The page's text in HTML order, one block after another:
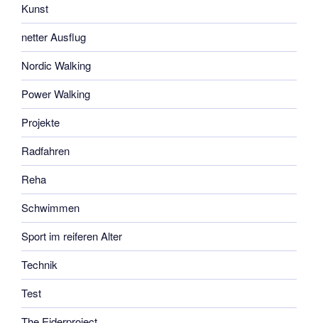
Kunst
netter Ausflug
Nordic Walking
Power Walking
Projekte
Radfahren
Reha
Schwimmen
Sport im reiferen Alter
Technik
Test